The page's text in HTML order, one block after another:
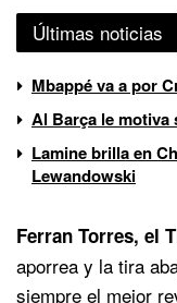
Últimas noticias
Mbappé va a por
Al Barça le motiva
Lamine brilla en
Lewandowski
Ferran Torres, el
aporrea y la tira
siempre el mejor